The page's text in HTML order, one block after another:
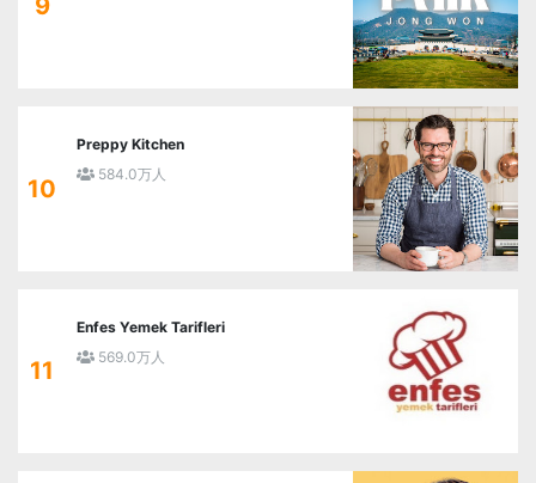
9
10
Preppy Kitchen
584.0万人
11
Enfes Yemek Tarifleri
569.0万人